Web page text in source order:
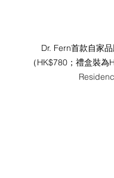
Dr. Fern首款自家
（HK$780；禮盒裝